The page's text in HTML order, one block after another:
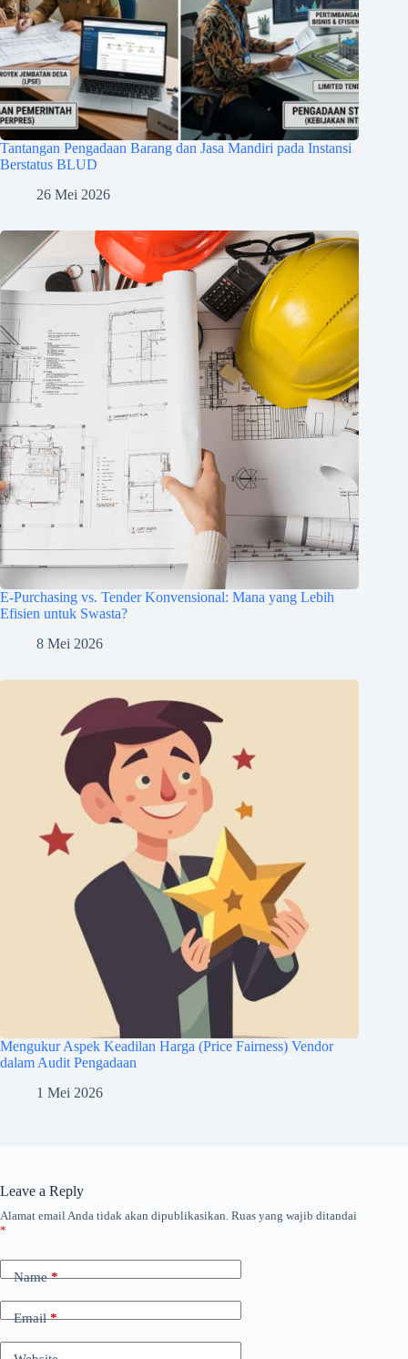
Tantangan Pengadaan Barang dan Jasa Mandiri pada Instansi
Berstatus BLUD
26 Mei 2026
E-Purchasing vs. Tender Konvensional: Mana yang Lebih
Efisien untuk Swasta?
8 Mei 2026
Mengukur Aspek Keadilan Harga (Price Fairness) Vendor
dalam Audit Pengadaan
1 Mei 2026
Leave a Reply
Alamat email Anda tidak akan dipublikasikan. Ruas yang wajib ditandai
*
Name*
Email*